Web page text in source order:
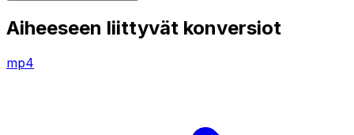
Aiheeseen liittyvät konversiot
mp4